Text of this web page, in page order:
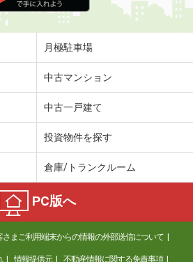
月極駐車場
中古マンション
中古一戸建て
投資物件を探す
倉庫/トランクルーム
PC版へ
さまご利用端末からの情報の外部送信について
情報提供元 不動産情報に関する免責事項